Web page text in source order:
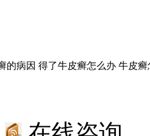
的病因 得了牛皮癣怎么办 牛皮癣